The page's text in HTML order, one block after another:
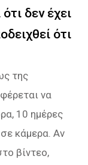
δεν έχει
ότι
της
να
10 ημέρες
κάμερα. Αν
βίντεο,